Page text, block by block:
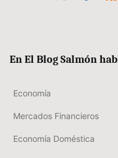
En El Blog Salmón
Economía
Mercados Financieros
Economía Doméstica